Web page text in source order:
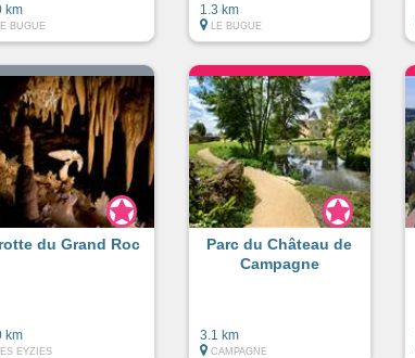
km
BUGUE
1.3 km
LE BUGUE
du Grand Roc
km
EYZIES
Parc du Château de
Campagne
3.1 km
CAMPAGNE